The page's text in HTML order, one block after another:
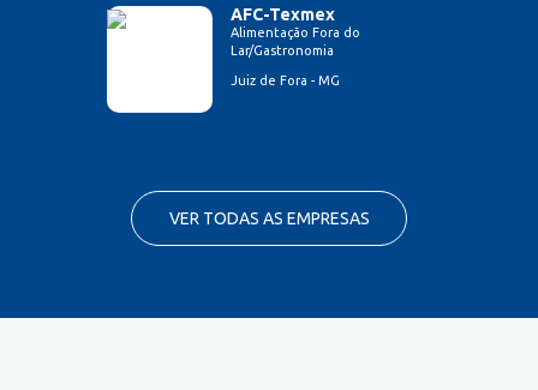
AFC-Texmex
Alimentação Fora do
Lar/Gastronomia
Juiz de Fora - MG
VER TODAS AS EMPRESAS